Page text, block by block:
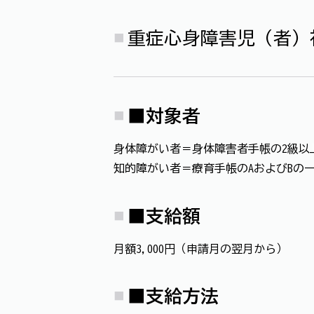
重症心身障害児（者）
対象者
身体障がい者＝身体障害者手帳の2級以
知的障がい者＝療育手帳のAおよびBの
■支給額
月額3,000円（申請月の翌月から）
支給方法